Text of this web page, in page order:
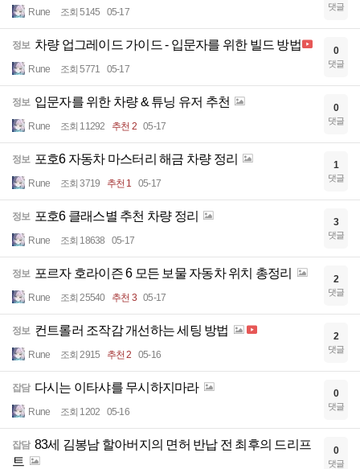
Rune 조회 5145 05-17 댓글
정보 차량 업그레이드 가이드 - 입문자를 위한 빌드 방법
Rune 조회 5771 05-17
0
댓글
정보 입문자를 위한 차량 & 튜닝 유저 추천
Rune 조회 11292 추천 2 05-17
0
댓글
정보 포호6 자동차 마스터리 해금 차량 정리
Rune 조회 3719 추천 1 05-17
1
댓글
정보 포호6 클래스별 추천 차량 정리
Rune 조회 18638 05-17
3
댓글
정보 포르자 호라이즌 6 모든 보물 자동차 위치 총정리
Rune 조회 25540 추천 3 05-17
2
댓글
정보 컨트롤러 조작감 개선하는 세팅 방법
Rune 조회 2915 추천 2 05-16
2
댓글
잡담 다시는 이타샤를 무시하지마라
Rune 조회 1202 05-16
0
댓글
잡담 83세 김봉남 할아버지의 면허 반납 전 최후의 드리프
트
0
댓글